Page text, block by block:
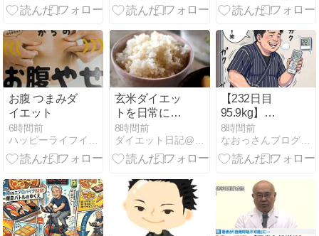
で開催。８試
紹介【社会人
野球2026】
お腹 つまみダ
イエット
6時間前
玄米ダイエッ
トを日常に取
り入れてみ
る？
8時間前
【232日目
95.9kg】
100kg越え卒
業生がカロミ
ル目標を緊急
り防止」で来
年3月80kgへ
計画修正＆今
年最軽量級
8時間前
なおっさんブログ〜肉体改造ブログ〜